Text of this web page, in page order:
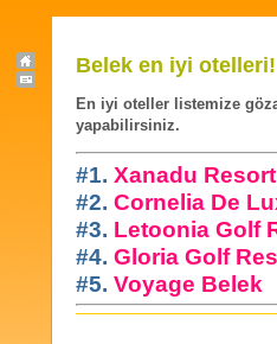
Belek en iyi otelleri!
En iyi oteller listemize
yapabilirsiniz.
#1. Xanadu
#2. Cornelia De
#3. Letoonia Golf
#4. Gloria Golf
#5. Voyage Belek